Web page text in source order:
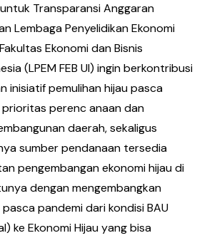
Transparansi Anggaran
Lembaga Penyelidikan Ekonomi
Ekonomi dan Bisnis
(LPEM FEB UI) ingin berkontribusi
inisiatif pemulihan hijau pasca
perenc anaan dan
daerah, sekaligus
sumber pendanaan tersedia
pengembangan ekonomi hijau di
dengan mengembangkan
pandemi dari kondisi BAU
ke Ekonomi Hijau yang bisa